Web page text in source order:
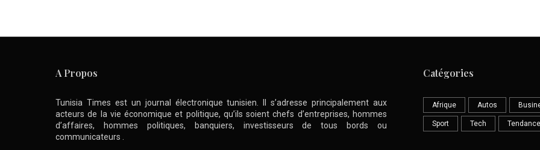
A Propos
Tunisia Times est un journal électronique tunisien. Il s’adresse principalement aux
acteurs de la vie économique et politique, qu’ils soient chefs d’entreprises, hommes
d’affaires, hommes politiques, banquiers, investisseurs de tous bords ou
communicateurs .
Catégories
Afrique Autos
Sport Tech Tendance